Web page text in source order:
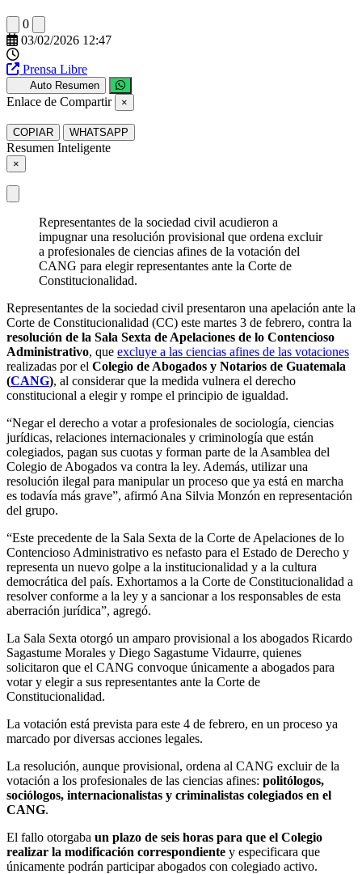
0
03/02/2026 12:47
Prensa Libre
Auto Resumen
Enlace de Compartir ×
COPIAR WHATSAPP
Resumen Inteligente
×
Representantes de la sociedad civil acudieron a
impugnar una resolución provisional que ordena excluir
a profesionales de ciencias afines de la votación del
CANG para elegir representantes ante la Corte de
Constitucionalidad.
Representantes de la sociedad civil presentaron una apelación ante la
Corte de Constitucionalidad (CC) este martes 3 de febrero, contra la
resolución de la Sala Sexta de Apelaciones de lo Contencioso
Administrativo, que excluye a las ciencias afines de las votaciones
realizadas por el Colegio de Abogados y Notarios de Guatemala
(CANG), al considerar que la medida vulnera el derecho
constitucional a elegir y rompe el principio de igualdad.
“Negar el derecho a votar a profesionales de sociología, ciencias
jurídicas, relaciones internacionales y criminología que están
colegiados, pagan sus cuotas y forman parte de la Asamblea del
Colegio de Abogados va contra la ley. Además, utilizar una
resolución ilegal para manipular un proceso que ya está en marcha
es todavía más grave”, afirmó Ana Silvia Monzón en representación
del grupo.
“Este precedente de la Sala Sexta de la Corte de Apelaciones de lo
Contencioso Administrativo es nefasto para el Estado de Derecho y
representa un nuevo golpe a la institucionalidad y a la cultura
democrática del país. Exhortamos a la Corte de Constitucionalidad a
resolver conforme a la ley y a sancionar a los responsables de esta
aberración jurídica”, agregó.
La Sala Sexta otorgó un amparo provisional a los abogados Ricardo
Sagastume Morales y Diego Sagastume Vidaurre, quienes
solicitaron que el CANG convoque únicamente a abogados para
votar y elegir a sus representantes ante la Corte de
Constitucionalidad.
La votación está prevista para este 4 de febrero, en un proceso ya
marcado por diversas acciones legales.
La resolución, aunque provisional, ordena al CANG excluir de la
votación a los profesionales de las ciencias afines: politólogos,
sociólogos, internacionalistas y criminalistas colegiados en el
CANG.
El fallo otorgaba un plazo de seis horas para que el Colegio
realizar la modificación correspondiente y especificara que
únicamente podrán participar abogados con colegiado activo.